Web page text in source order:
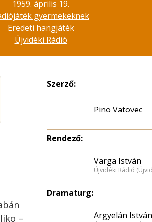
1959. április 19.
gyermekeknek
Eredeti hangjáték
Újvidéki Rádió
–
Szerző:
Pino Vatovec
Rendező:
Varga István
Újvidéki Rádió
Dramaturg:
Argyelán István